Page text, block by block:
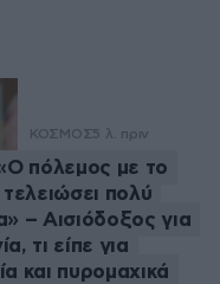
ΚΟΣΜΟΣ5 λ. πριν
πόλεμος με το
τελειώσει πολύ
– Αισιόδοξος για
τι είπε για
και πυρομαχικά